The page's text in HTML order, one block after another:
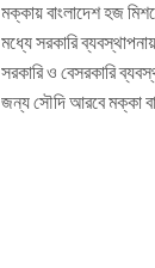
মক্কায় বাংলাদেশ হজ
মধ্যে সরকারি
সরকারি ও বেসরকারি
জন্য সৌদি আরবে মক্কা